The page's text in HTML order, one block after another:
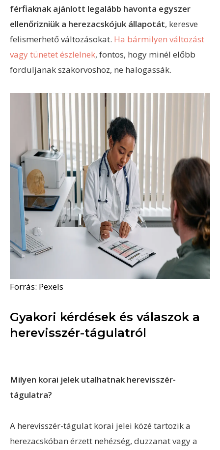
férfiaknak ajánlott legalább havonta egyszer
ellenőrizniük a herezacskójuk állapotát, keresve
felismerhető változásokat. Ha bármilyen változást
vagy tünetet észlelnek, fontos, hogy minél előbb
forduljanak szakorvoshoz, ne halogassák.
Forrás: Pexels
Gyakori kérdések és válaszok a
herevisszér-tágulatról
Milyen korai jelek utalhatnak herevisszér-
tágulatra?
A herevisszér-tágulat korai jelei közé tartozik a
herezacskóban érzett nehézség, duzzanat vagy a